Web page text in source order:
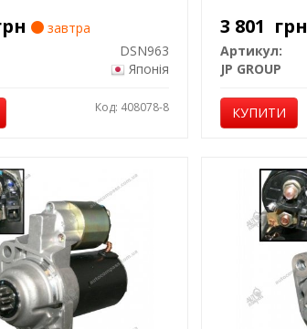
завтра
DSN963
Японія
Код: 408078-8
3 801 грн
Артикул:
JP GROUP
КУПИТИ